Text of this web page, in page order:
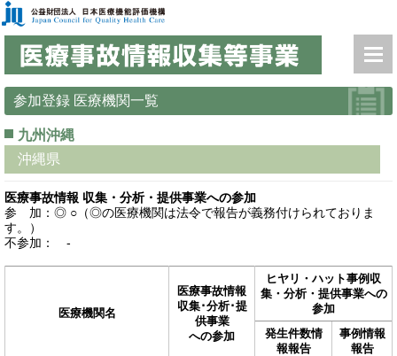
参加登録 医療機関一覧
九州沖縄
沖縄県
医療事故情報 収集・分析・提供事業への参加
参 加：◎ ○（◎の医療機関は法令で報告が義務付けられておりま
す。）
不参加： -
医療機関名
医療事故情報
収集･分析･提
供事業
への参加
ヒヤリ・ハット事例収
集・分析・提供事業への
参加
発生件数情
報報告
事例情報
報告